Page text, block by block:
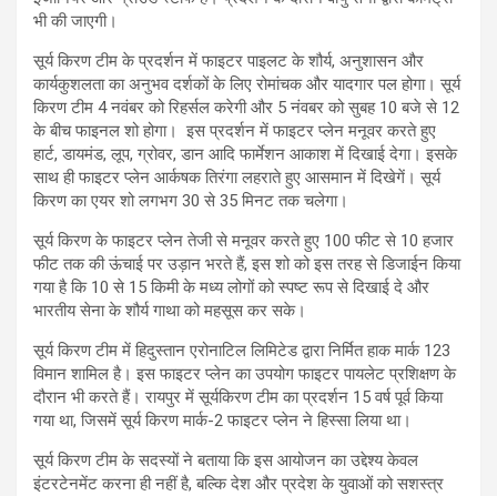
भी की जाएगी।
सूर्य किरण टीम के प्रदर्शन में फाइटर पाइलट के शौर्य, अनुशासन और
कार्यकुशलता का अनुभव दर्शकों के लिए रोमांचक और यादगार पल होगा। सूर्य
किरण टीम 4 नवंबर को रिहर्सल करेगी और 5 नंवबर को सुबह 10 बजे से 12
के बीच फाइनल शो होगा। इस प्रदर्शन में फाइटर प्लेन मनूवर करते हुए
हार्ट, डायमंड, लूप, ग्रोवर, डान आदि फार्मेशन आकाश में दिखाई देगा। इसके
साथ ही फाइटर प्लेन आर्कषक तिरंगा लहराते हुए आसमान में दिखेगें। सूर्य
किरण का एयर शो लगभग 30 से 35 मिनट तक चलेगा।
सूर्य किरण के फाइटर प्लेन तेजी से मनूवर करते हुए 100 फीट से 10 हजार
फीट तक की ऊंचाई पर उड़ान भरते हैं, इस शो को इस तरह से डिजाईन किया
गया है कि 10 से 15 किमी के मध्य लोगों को स्पष्ट रूप से दिखाई दे और
भारतीय सेना के शौर्य गाथा को महसूस कर सके।
सूर्य किरण टीम में हिदुस्तान एरोनाटिल लिमिटेड द्वारा निर्मित हाक मार्क 123
विमान शामिल है। इस फाइटर प्लेन का उपयोग फाइटर पायलेट प्रशिक्षण के
दौरान भी करते हैं। रायपुर में सूर्यकिरण टीम का प्रदर्शन 15 वर्ष पूर्व किया
गया था, जिसमें सूर्य किरण मार्क-2 फाइटर प्लेन ने हिस्सा लिया था।
सूर्य किरण टीम के सदस्यों ने बताया कि इस आयोजन का उद्देश्य केवल
इंटरटेनमेंट करना ही नहीं है, बल्कि देश और प्रदेश के युवाओं को सशस्त्र